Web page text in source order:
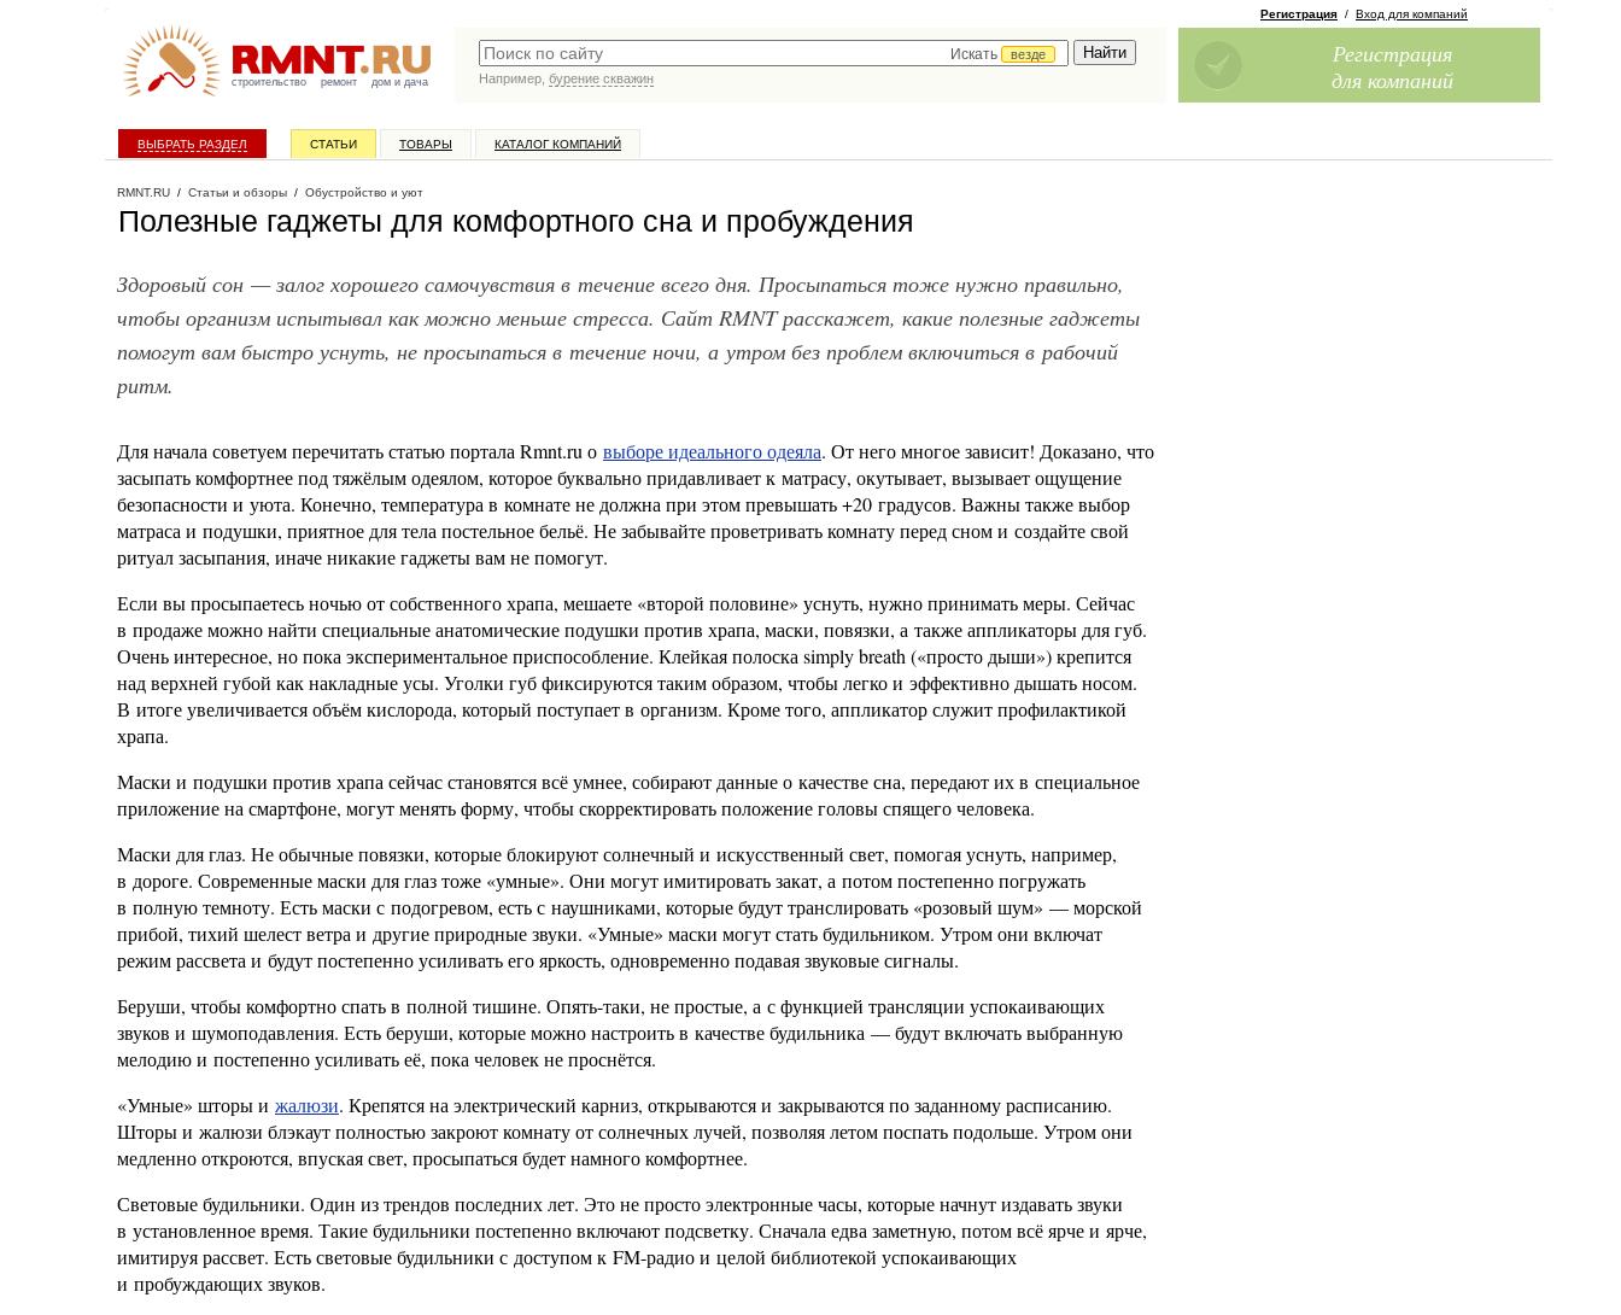
строительство ремонт дом и дача
Искать
везде
Например, бурение скважин
Регистрация / Вход для компаний
Регистрация
для компаний
ВЫБРАТЬ РАЗДЕЛ СТАТЬИ ТОВАРЫ КАТАЛОГ КОМПАНИЙ
RMNT.RU / Статьи и обзоры / Обустройство и уют
Полезные гаджеты для комфортного сна и пробуждения
Здоровый сон — залог хорошего самочувствия в течение всего дня. Просыпаться тоже нужно правильно,
чтобы организм испытывал как можно меньше стресса. Сайт RMNT расскажет, какие полезные гаджеты
помогут вам быстро уснуть, не просыпаться в течение ночи, а утром без проблем включиться в рабочий
ритм.
Для начала советуем перечитать статью портала Rmnt.ru о выборе идеального одеяла. От него многое зависит! Доказано, что
засыпать комфортнее под тяжёлым одеялом, которое буквально придавливает к матрасу, окутывает, вызывает ощущение
безопасности и уюта. Конечно, температура в комнате не должна при этом превышать +20 градусов. Важны также выбор
матраса и подушки, приятное для тела постельное бельё. Не забывайте проветривать комнату перед сном и создайте свой
ритуал засыпания, иначе никакие гаджеты вам не помогут.
Если вы просыпаетесь ночью от собственного храпа, мешаете «второй половине» уснуть, нужно принимать меры. Сейчас
в продаже можно найти специальные анатомические подушки против храпа, маски, повязки, а также аппликаторы для губ.
Очень интересное, но пока экспериментальное приспособление. Клейкая полоска simply breath («просто дыши») крепится
над верхней губой как накладные усы. Уголки губ фиксируются таким образом, чтобы легко и эффективно дышать носом.
В итоге увеличивается объём кислорода, который поступает в организм. Кроме того, аппликатор служит профилактикой
храпа.
Маски и подушки против храпа сейчас становятся всё умнее, собирают данные о качестве сна, передают их в специальное
приложение на смартфоне, могут менять форму, чтобы скорректировать положение головы спящего человека.
Маски для глаз. Не обычные повязки, которые блокируют солнечный и искусственный свет, помогая уснуть, например,
в дороге. Современные маски для глаз тоже «умные». Они могут имитировать закат, а потом постепенно погружать
в полную темноту. Есть маски с подогревом, есть с наушниками, которые будут транслировать «розовый шум» — морской
прибой, тихий шелест ветра и другие природные звуки. «Умные» маски могут стать будильником. Утром они включат
режим рассвета и будут постепенно усиливать его яркость, одновременно подавая звуковые сигналы.
Беруши, чтобы комфортно спать в полной тишине. Опять-таки, не простые, а с функцией трансляции успокаивающих
звуков и шумоподавления. Есть беруши, которые можно настроить в качестве будильника — будут включать выбранную
мелодию и постепенно усиливать её, пока человек не проснётся.
«Умные» шторы и жалюзи. Крепятся на электрический карниз, открываются и закрываются по заданному расписанию.
Шторы и жалюзи блэкаут полностью закроют комнату от солнечных лучей, позволяя летом поспать подольше. Утром они
медленно откроются, впуская свет, просыпаться будет намного комфортнее.
Световые будильники. Один из трендов последних лет. Это не просто электронные часы, которые начнут издавать звуки
в установленное время. Такие будильники постепенно включают подсветку. Сначала едва заметную, потом всё ярче и ярче,
имитируя рассвет. Есть световые будильники с доступом к FM-радио и целой библиотекой успокаивающих
и пробуждающих звуков.